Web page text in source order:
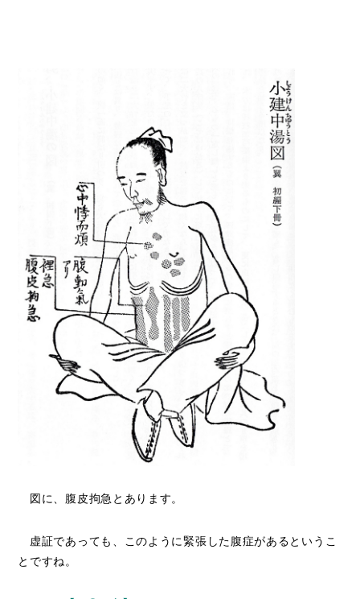
図に、腹皮拘急とあります。
虚証であっても、このように緊張した腹症があるというこ
とですね。